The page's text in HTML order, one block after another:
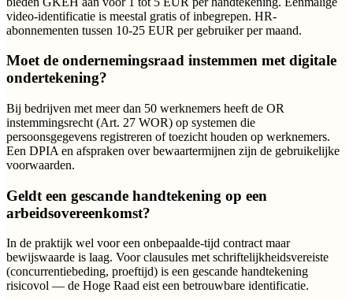
video-identificatie is meestal gratis of inbegrepen. HR-
abonnementen tussen 10-25 EUR per gebruiker per maand.
Moet de ondernemingsraad instemmen met digitale
ondertekening?
Bij bedrijven met meer dan 50 werknemers heeft de OR
instemmingsrecht (Art. 27 WOR) op systemen die
persoonsgegevens registreren of toezicht houden op werknemers.
Een DPIA en afspraken over bewaartermijnen zijn de gebruikelijke
voorwaarden.
Geldt een gescande handtekening op een
arbeidsovereenkomst?
In de praktijk wel voor een onbepaalde-tijd contract maar
bewijswaarde is laag. Voor clausules met schriftelijkheidsvereiste
(concurrentiebeding, proeftijd) is een gescande handtekening
risicovol — de Hoge Raad eist een betrouwbare identificatie.